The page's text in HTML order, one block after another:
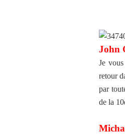
John
Je
retour
par
de la